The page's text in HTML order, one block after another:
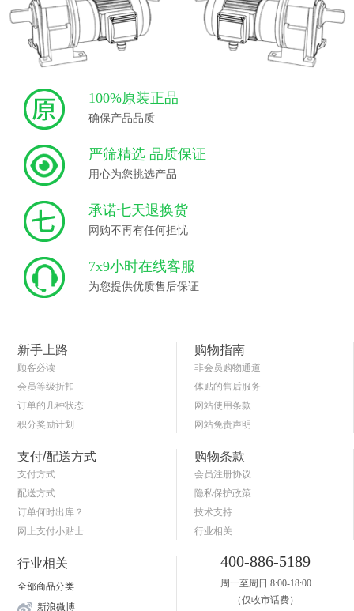
100%原装正品
确保产品品质
严筛精选 品质保证
用心为您挑选产品
承诺七天退换货
网购不再有任何担忧
7x9小时在线客服
为您提供优质售后保证
新手上路
顾客必读
会员等级折扣
订单的几种状态
积分奖励计划
购物指南
非会员购物通道
体贴的售后服务
网站使用条款
网站免责声明
支付/配送方式
支付方式
配送方式
订单何时出库？
网上支付小贴士
购物条款
会员注册协议
隐私保护政策
技术支持
行业相关
行业相关
全部商品分类
新浪微博
400-886-5189
周一至周日 8:00-18:00
（仅收市话费）